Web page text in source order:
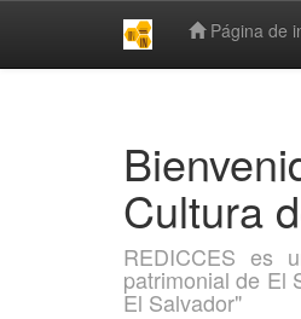
Página de
Cultura
REDICCES es
patrimonial de El
El Salvador"